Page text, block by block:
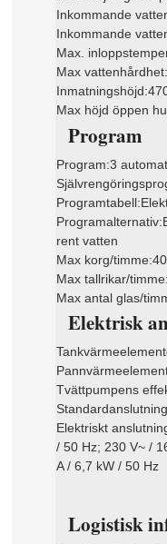
Inkommande
Inkommande
Max.
Max vattenhårdhet:
Inmatningshöjd:
Max höjd öppen
Program
Program:3
Programtabell:
Programalternativ:
rent vatten
Max korg/timme:40
Max tallrikar/
Max antal glas/
Elektrisk
Tvättpumpens
Elektriskt
/ 50 Hz; 230 V~ /
A / 6,7 kW / 50 Hz
Logistisk